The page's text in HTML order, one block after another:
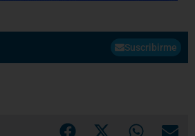
Suscribirme